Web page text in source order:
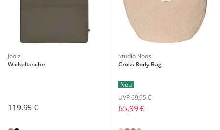
Joolz
Wickeltasche
119,95 €
Studio Noos
Cross Body Bag
Neu
65,99 €
UVP 69,95 €